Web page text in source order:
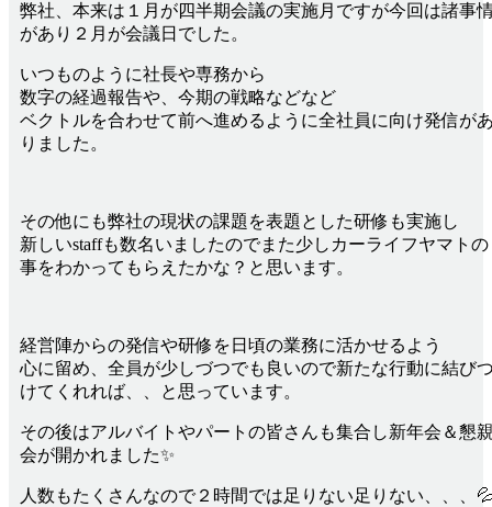
弊社、本来は１月が四半期会議の実施月ですが今回は諸事
があり２月が会議日でした。
いつものように社長や専務から
数字の経過報告や、今期の戦略などなど
ベクトルを合わせて前へ進めるように全社員に向け発信が
りました。
その他にも弊社の現状の課題を表題とした研修も実施し
新しいstaffも数名いましたのでまた少しカーライフヤマトの
事をわかってもらえたかな？と思います。
経営陣からの発信や研修を日頃の業務に活かせるよう
心に留め、全員が少しづつでも良いので新たな行動に結び
けてくれれば、、と思っています。
その後はアルバイトやパートの皆さんも集合し新年会＆懇
会が開かれました✨
人数もたくさんなので２時間では足りない足りない、、、